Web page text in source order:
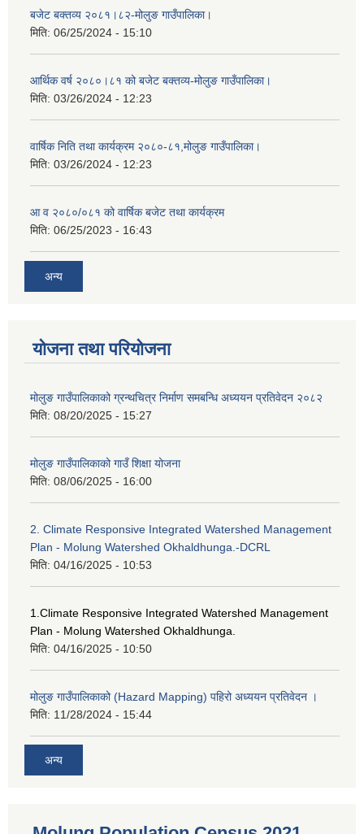
बजेट बक्तव्य २०८१।८२-मोलुङ गाउँपालिका।
मिति: 06/25/2024 - 15:10
आर्थिक वर्ष २०८०।८१ को बजेट बक्तव्य-मोलुङ गाउँपालिका।
मिति: 03/26/2024 - 12:23
वार्षिक निति तथा कार्यक्रम २०८०-८१,मोलुङ गाउँपालिका।
मिति: 03/26/2024 - 12:23
आ व २०८०/०८१ को वार्षिक बजेट तथा कार्यक्रम
मिति: 06/25/2023 - 16:43
अन्य
योजना तथा परियोजना
मोलुङ गाउँपालिकाको ग्रन्थचित्र निर्माण समबन्धि अध्ययन प्रतिवेदन २०८२
मिति: 08/20/2025 - 15:27
मोलुङ गाउँपालिकाको गाउँ शिक्षा योजना
मिति: 08/06/2025 - 16:00
2. Climate Responsive Integrated Watershed Management
Plan - Molung Watershed Okhaldhunga.-DCRL
मिति: 04/16/2025 - 10:53
1.Climate Responsive Integrated Watershed Management
Plan - Molung Watershed Okhaldhunga.
मिति: 04/16/2025 - 10:50
मोलुङ गाउँपालिकाको (Hazard Mapping) पहिरो अध्ययन प्रतिवेदन ।
मिति: 11/28/2024 - 15:44
अन्य